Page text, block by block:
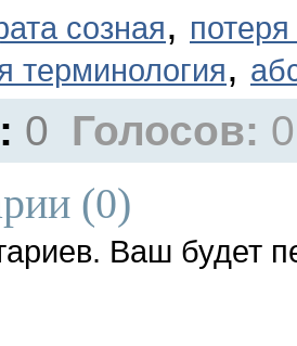
созная,
терминология,
0 Голосов: 0
(0)
Ваш будет